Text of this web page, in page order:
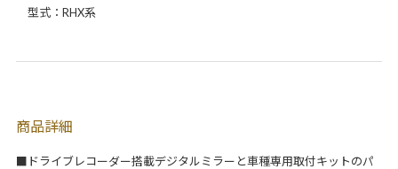
型式：RHX系
商品詳細
■ドライブレコーダー搭載デジタルミラーと車種専用取付キットのパ